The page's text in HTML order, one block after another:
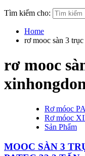
Tìm kiếm cho:
Home
rơ mooc sàn 3
rơ mooc
Rơ móoc
Rơ móoc
Sản Phẩm
MOOC SÀN 3